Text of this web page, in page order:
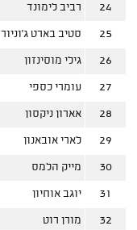
24 רביב לימונד
25 סטיב בארט ג'וניור
26 גילי מוסינזון
27 עומרי כספי
28 אארון ניקסון
29 לארי אובאנון
30 מייק הלמס
31 יוגב אוחיון
32 מורן רוט